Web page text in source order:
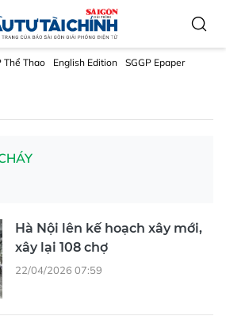
Thể Thao English Edition SGGP Epaper
Hà Nội lên kế hoạch xây mới,
xây lại 108 chợ
22/04/2026 07:59